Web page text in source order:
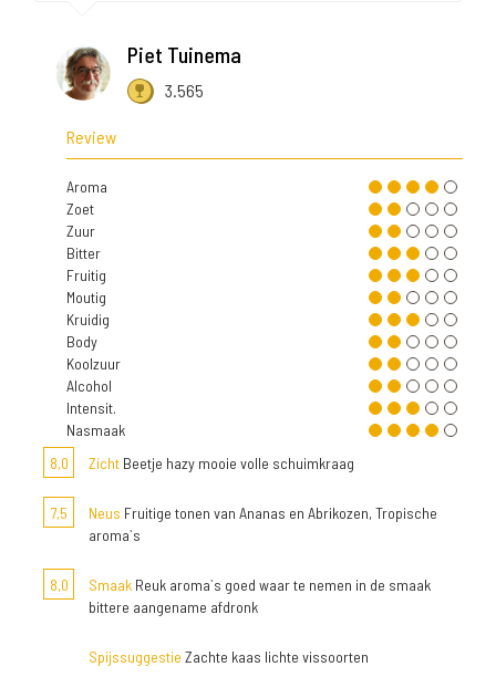
Piet Tuinema
3.565
Review
Aroma
Zoet
Zuur
Bitter
Fruitig
Moutig
Kruidig
Body
Koolzuur
Alcohol
Intensit.
Nasmaak
8,0
Zicht Beetje hazy mooie volle schuimkraag
7,5 Neus Fruitige tonen van Ananas en Abrikozen, Tropische
aroma`s
8,0 Smaak Reuk aroma`s goed waar te nemen in de smaak
bittere aangename afdronk
Spijssuggestie Zachte kaas lichte vissoorten